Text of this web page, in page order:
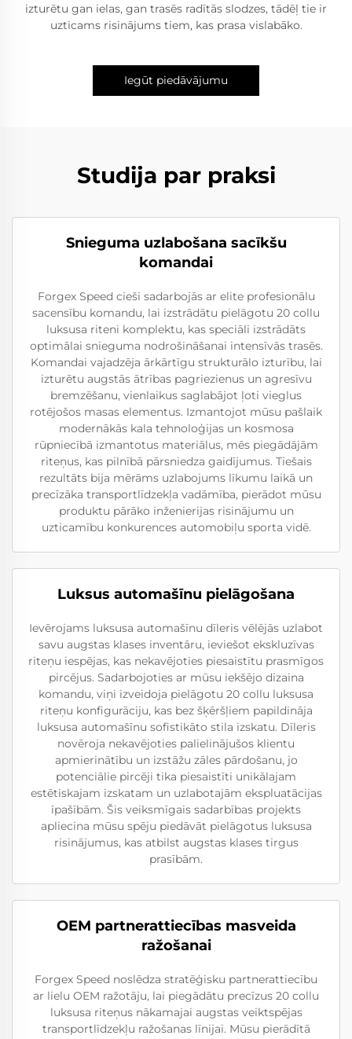
izturētu gan ielas, gan trasēs radītās slodzes, tādēļ tie ir
uzticams risinājums tiem, kas prasa vislabāko.
Iegūt piedāvājumu
Studija par praksi
Snieguma uzlabošana sacīkšu
komandai
Forgex Speed cieši sadarbojās ar elite profesionālu
sacensību komandu, lai izstrādātu pielāgotu 20 collu
luksusa riteni komplektu, kas speciāli izstrādāts
optimālai snieguma nodrošināšanai intensīvās trasēs.
Komandai vajadzēja ārkārtīgu strukturālo izturību, lai
izturētu augstās ātrības pagriezienus un agresīvu
bremzēšanu, vienlaikus saglabājot ļoti vieglus
rotējošos masas elementus. Izmantojot mūsu pašlaik
modernākās kala tehnoloģijas un kosmosa
rūpniecībā izmantotus materiālus, mēs piegādājām
riteņus, kas pilnībā pārsniedza gaidījumus. Tiešais
rezultāts bija mērāms uzlabojums līkumu laikā un
precīzāka transportlīdzekļa vadāmība, pierādot mūsu
produktu pārāko inženierijas risinājumu un
uzticamību konkurences automobiļu sporta vidē.
Luksus automašīnu pielāgošana
Ievērojams luksusa automašīnu dīleris vēlējās uzlabot
savu augstas klases inventāru, ieviešot ekskluzīvas
riteņu iespējas, kas nekavējoties piesaistītu prasmīgos
pircējus. Sadarbojoties ar mūsu iekšējo dizaina
komandu, viņi izveidoja pielāgotu 20 collu luksusa
riteņu konfigurāciju, kas bez šķēršļiem papildināja
luksusa automašīnu sofistikāto stila izskatu. Dīleris
novēroja nekavējoties palielinājušos klientu
apmierinātību un izstāžu zāles pārdošanu, jo
potenciālie pircēji tika piesaistīti unikālajam
estētiskajam izskatam un uzlabotajām ekspluatācijas
īpašībām. Šis veiksmīgais sadarbības projekts
apliecina mūsu spēju piedāvāt pielāgotus luksusa
risinājumus, kas atbilst augstas klases tirgus
prasībām.
OEM partnerattiecības masveida
ražošanai
Forgex Speed noslēdza stratēģisku partnerattiecību
ar lielu OEM ražotāju, lai piegādātu precīzus 20 collu
luksusa riteņus nākamajai augstas veiktspējas
transportlīdzekļu ražošanas līnijai. Mūsu pierādītā